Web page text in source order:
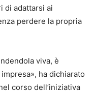
di adattarsi ai
perdere la propria
viva, è
ha dichiarato
corso dell’iniziativa